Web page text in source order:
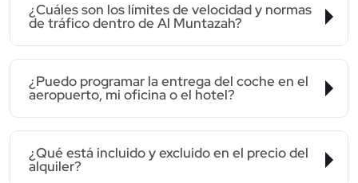
¿Cuáles son los límites de velocidad y normas
de tráfico dentro de Al Muntazah?
¿Puedo programar la entrega del coche en el
aeropuerto, mi oficina o el hotel?
¿Qué está incluido y excluido en el precio del
alquiler?